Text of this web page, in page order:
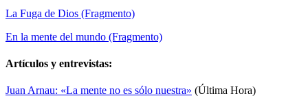
La Fuga de Dios (Fragmento)
En la mente del mundo (Fragmento)
Artículos y entrevistas:
Juan Arnau: «La mente no es sólo nuestra» (Última Hora)